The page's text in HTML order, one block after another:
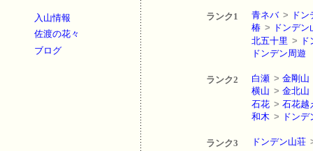
入山情報
佐渡の花々
ブログ
ランク1 青ネバ > ド
椿 > ドンデン
北五十里 >
ドンデン周遊
ランク2 白瀬 > 金剛山
横山 > 金北山
石花 > 石花越
和木 > ドンデ
ランク3 ドンデン山荘